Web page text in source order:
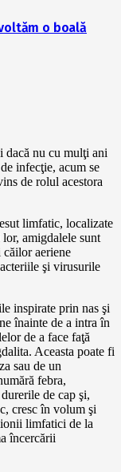
o boală
dacă nu cu mulţi ani
infecţie, acum se
de rolul acestora
limfatic, localizate
amigdalele sunt
aeriene
şi virusurile
inspirate prin nas şi
înainte de a intra în
de a face faţă
Aceasta poate fi
sau de un
febra,
de cap şi,
cresc în volum şi
limfatici de la
încercării